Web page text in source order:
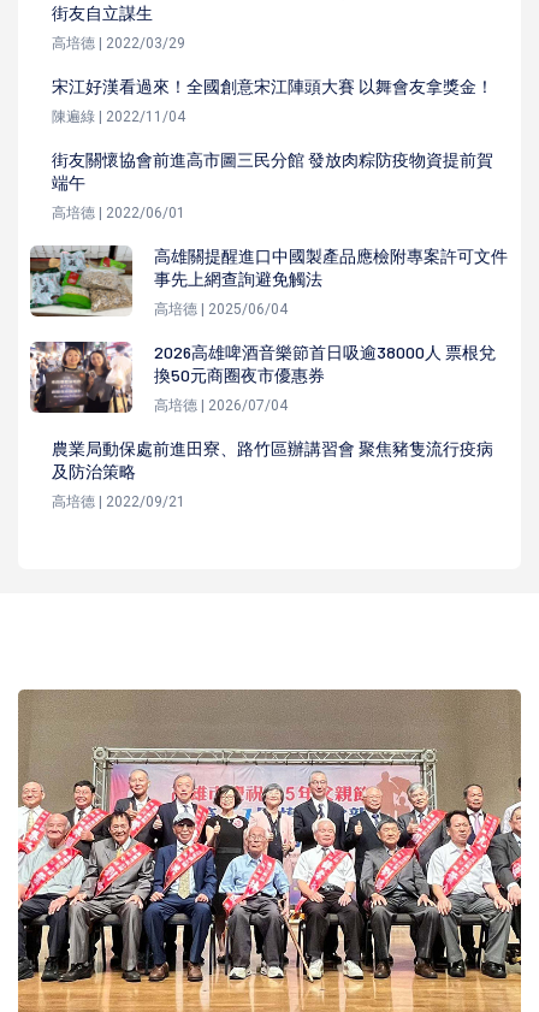
街友自立謀生
高培德 | 2022/03/29
宋江好漢看過來！全國創意宋江陣頭大賽 以舞會友拿獎金！
陳遍綠 | 2022/11/04
街友關懷協會前進高市圖三民分館 發放肉粽防疫物資提前賀
端午
高培德 | 2022/06/01
高雄關提醒進口中國製產品應檢附專案許可文件
事先上網查詢避免觸法
高培德 | 2025/06/04
2026高雄啤酒音樂節首日吸逾38000人 票根兌
換50元商圈夜市優惠券
高培德 | 2026/07/04
農業局動保處前進田寮、路竹區辦講習會 聚焦豬隻流行疫病
及防治策略
高培德 | 2022/09/21